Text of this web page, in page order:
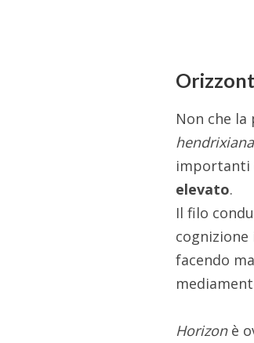
Non che
hendrixiana
importanti
elevato.
Il filo
cognizione
facendo
Horizonè